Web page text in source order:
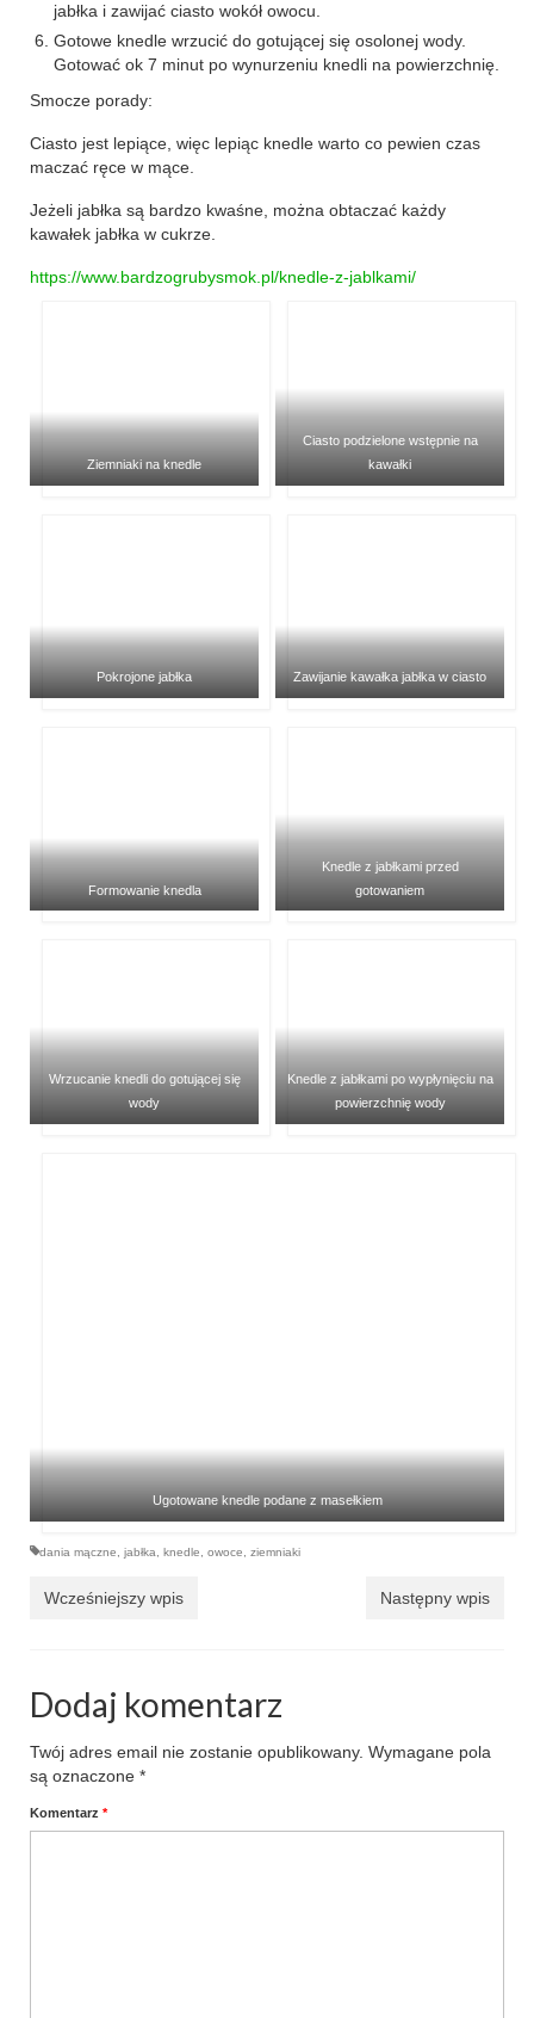
Smoki
jabłka i zawijać ciasto wokół owocu.
Gotowe knedle wrzucić do gotującej się osolonej wody.
Gotować ok 7 minut po wynurzeniu knedli na powierzchnię.
Smocze porady:
Ciasto jest lepiące, więc lepiąc knedle warto co pewien czas
maczać ręce w mące.
Jeżeli jabłka są bardzo kwaśne, można obtaczać każdy
kawałek jabłka w cukrze.
https://www.bardzogrubysmok.pl/knedle-z-jablkami/
Ziemniaki na knedle
Ciasto podzielone wstępnie na
kawałki
Pokrojone jabłka Zawijanie kawałka jabłka w ciasto
Formowanie knedla
Knedle z jabłkami przed
gotowaniem
Wrzucanie knedli do gotującej się
wody
Knedle z jabłkami po wypłynięciu na
powierzchnię wody
Ugotowane knedle podane z masełkiem
dania mączne jabłka knedle owoce ziemniaki
Wcześniejszy wpis Następny wpis
Dodaj komentarz
Twój adres email nie zostanie opublikowany. Wymagane pola
są oznaczone *
Komentarz *